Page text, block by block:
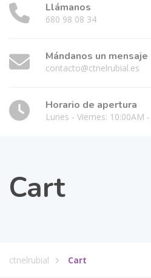
Llámanos
680 98 08 34
Mándanos un mensaje
contacto@ctnelrubial.es
Horario de apertura
Lunes - Viernes: 10:00AM
Cart
ctnelrubial Cart